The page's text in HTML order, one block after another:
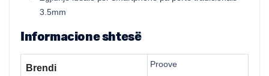
3.5mm
Informacione shtesë
Brendi Proove